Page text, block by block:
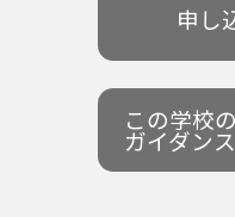
申し
この学校の
ガイダン